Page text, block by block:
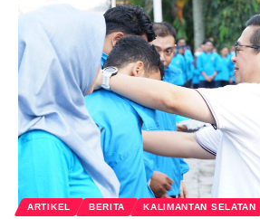
ARTIKEL BERITA KALIMANTAN SELATAN